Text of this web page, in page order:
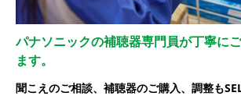
パナソニックの補聴器専門員が丁寧に
ます。
聞こえのご相談、補聴器のご購入、調整も